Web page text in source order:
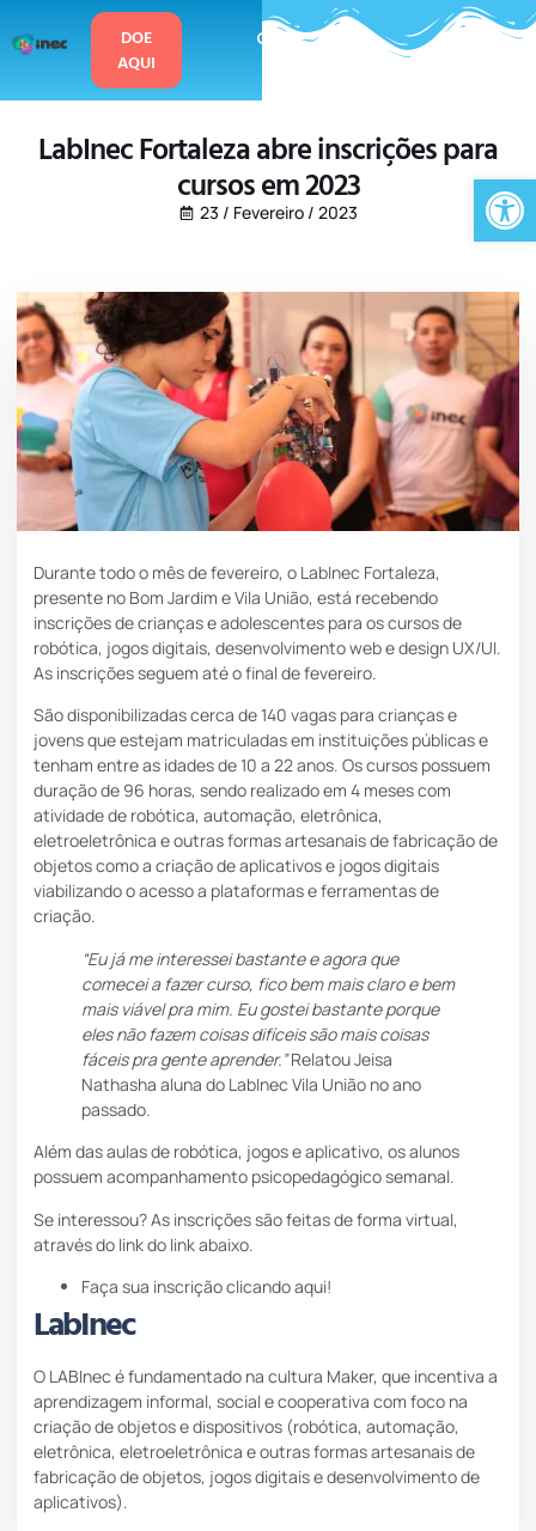
DOE
AQUI
LabInec Fortaleza abre inscrições para
cursos em 2023
23 / Fevereiro / 2023
Durante todo o mês de fevereiro, o LabInec Fortaleza,
presente no Bom Jardim e Vila União, está recebendo
inscrições de crianças e adolescentes para os cursos de
robótica, jogos digitais, desenvolvimento web e design UX/UI.
As inscrições seguem até o final de fevereiro.
São disponibilizadas cerca de 140 vagas para crianças e
jovens que estejam matriculadas em instituições públicas e
tenham entre as idades de 10 a 22 anos. Os cursos possuem
duração de 96 horas, sendo realizado em 4 meses com
atividade de robótica, automação, eletrônica,
eletroeletrônica e outras formas artesanais de fabricação de
objetos como a criação de aplicativos e jogos digitais
viabilizando o acesso a plataformas e ferramentas de
criação.
“Eu já me interessei bastante e agora que
comecei a fazer curso, fico bem mais claro e bem
mais viável pra mim. Eu gostei bastante porque
eles não fazem coisas difíceis são mais coisas
fáceis pra gente aprender.”Relatou Jeisa
Nathasha aluna do LabInec Vila União no ano
passado.
Além das aulas de robótica, jogos e aplicativo, os alunos
possuem acompanhamento psicopedagógico semanal.
Se interessou? As inscrições são feitas de forma virtual,
através do link do link abaixo.
Faça sua inscriçãoclicando aqui!
LabInec
O LABInec é fundamentado na cultura Maker, que incentiva a
aprendizagem informal, social e cooperativa com foco na
criação de objetos e dispositivos (robótica, automação,
eletrônica, eletroeletrônica e outras formas artesanais de
fabricação de objetos, jogos digitais e desenvolvimento de
aplicativos).